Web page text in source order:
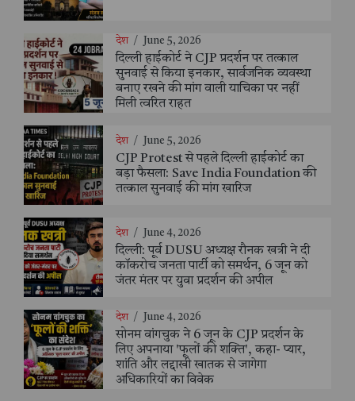
देश / June 5, 2026
दिल्ली हाईकोर्ट ने CJP प्रदर्शन पर तत्काल
सुनवाई से किया इनकार, सार्वजनिक व्यवस्था
बनाए रखने की मांग वाली याचिका पर नहीं
मिली त्वरित राहत
देश / June 5, 2026
CJP Protest से पहले दिल्ली हाईकोर्ट का
बड़ा फैसला: Save India Foundation की
तत्काल सुनवाई की मांग खारिज
देश / June 4, 2026
दिल्ली: पूर्व DUSU अध्यक्ष रौनक खत्री ने दी
कॉकरोच जनता पार्टी को समर्थन, 6 जून को
जंतर मंतर पर युवा प्रदर्शन की अपील
देश / June 4, 2026
सोनम वांगचुक ने 6 जून के CJP प्रदर्शन के
लिए अपनाया 'फूलों की शक्ति', कहा- प्यार,
शांति और लद्दाखी खातक से जागेगा
अधिकारियों का विवेक